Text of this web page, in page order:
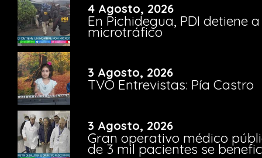
4 Agosto, 2026
En Pichidegua, PDI detiene
microtráfico
3 Agosto, 2026
TVO Entrevistas: Pía Castro
3 Agosto, 2026
Gran operativo médico
de 3 mil pacientes se